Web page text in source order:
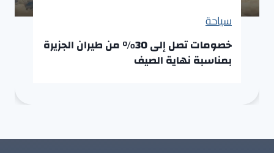
سياحة
خصومات تصل إلى 30% من طيران الجزيرة
بمناسبة نهاية الصيف